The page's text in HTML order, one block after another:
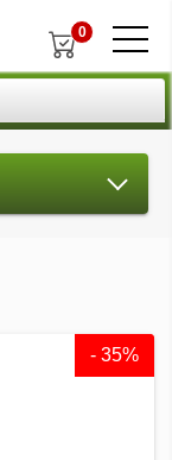
0
- 35%